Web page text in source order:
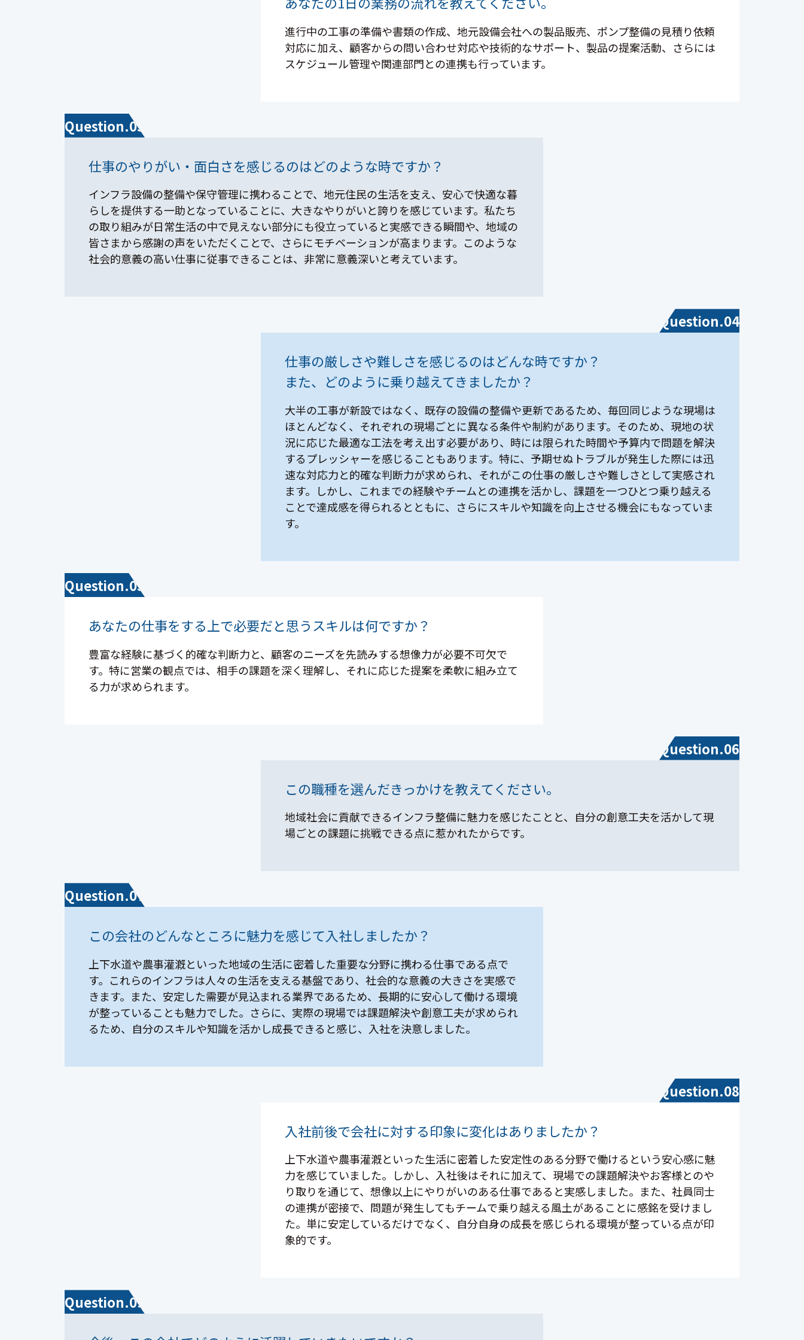
進行中の工事の準備や書類の作成、地元設備会社への製品販売、ポンプ整備の見積り依頼
対応に加え、顧客からの問い合わせ対応や技術的なサポート、製品の提案活動、さらには
スケジュール管理や関連部門との連携も行っています。
Question.03
仕事のやりがい・面白さを感じるのはどのような時ですか？
インフラ設備の整備や保守管理に携わることで、地元住民の生活を支え、安心で快適な暮
らしを提供する一助となっていることに、大きなやりがいと誇りを感じています。私たち
の取り組みが日常生活の中で見えない部分にも役立っていると実感できる瞬間や、地域の
皆さまから感謝の声をいただくことで、さらにモチベーションが高まります。このような
社会的意義の高い仕事に従事できることは、非常に意義深いと考えています。
Question.04
仕事の厳しさや難しさを感じるのはどんな時ですか？
また、どのように乗り越えてきましたか？
大半の工事が新設ではなく、既存の設備の整備や更新であるため、毎回同じような現場は
ほとんどなく、それぞれの現場ごとに異なる条件や制約があります。そのため、現地の状
況に応じた最適な工法を考え出す必要があり、時には限られた時間や予算内で問題を解決
するプレッシャーを感じることもあります。特に、予期せぬトラブルが発生した際には迅
速な対応力と的確な判断力が求められ、それがこの仕事の厳しさや難しさとして実感され
ます。しかし、これまでの経験やチームとの連携を活かし、課題を一つひとつ乗り越える
ことで達成感を得られるとともに、さらにスキルや知識を向上させる機会にもなっていま
す。
Question.05
あなたの仕事をする上で必要だと思うスキルは何ですか？
豊富な経験に基づく的確な判断力と、顧客のニーズを先読みする想像力が必要不可欠で
す。特に営業の観点では、相手の課題を深く理解し、それに応じた提案を柔軟に組み立て
る力が求められます。
Question.06
この職種を選んだきっかけを教えてください。
地域社会に貢献できるインフラ整備に魅力を感じたことと、自分の創意工夫を活かして現
場ごとの課題に挑戦できる点に惹かれたからです。
Question.07
この会社のどんなところに魅力を感じて入社しましたか？
上下水道や農事灌漑といった地域の生活に密着した重要な分野に携わる仕事である点で
す。これらのインフラは人々の生活を支える基盤であり、社会的な意義の大きさを実感で
きます。また、安定した需要が見込まれる業界であるため、長期的に安心して働ける環境
が整っていることも魅力でした。さらに、実際の現場では課題解決や創意工夫が求められ
るため、自分のスキルや知識を活かし成長できると感じ、入社を決意しました。
Question.08
入社前後で会社に対する印象に変化はありましたか？
上下水道や農事灌漑といった生活に密着した安定性のある分野で働けるという安心感に魅
力を感じていました。しかし、入社後はそれに加えて、現場での課題解決やお客様とのや
り取りを通じて、想像以上にやりがいのある仕事であると実感しました。また、社員同士
の連携が密接で、問題が発生してもチームで乗り越える風土があることに感銘を受けまし
た。単に安定しているだけでなく、自分自身の成長を感じられる環境が整っている点が印
象的です。
Question.09